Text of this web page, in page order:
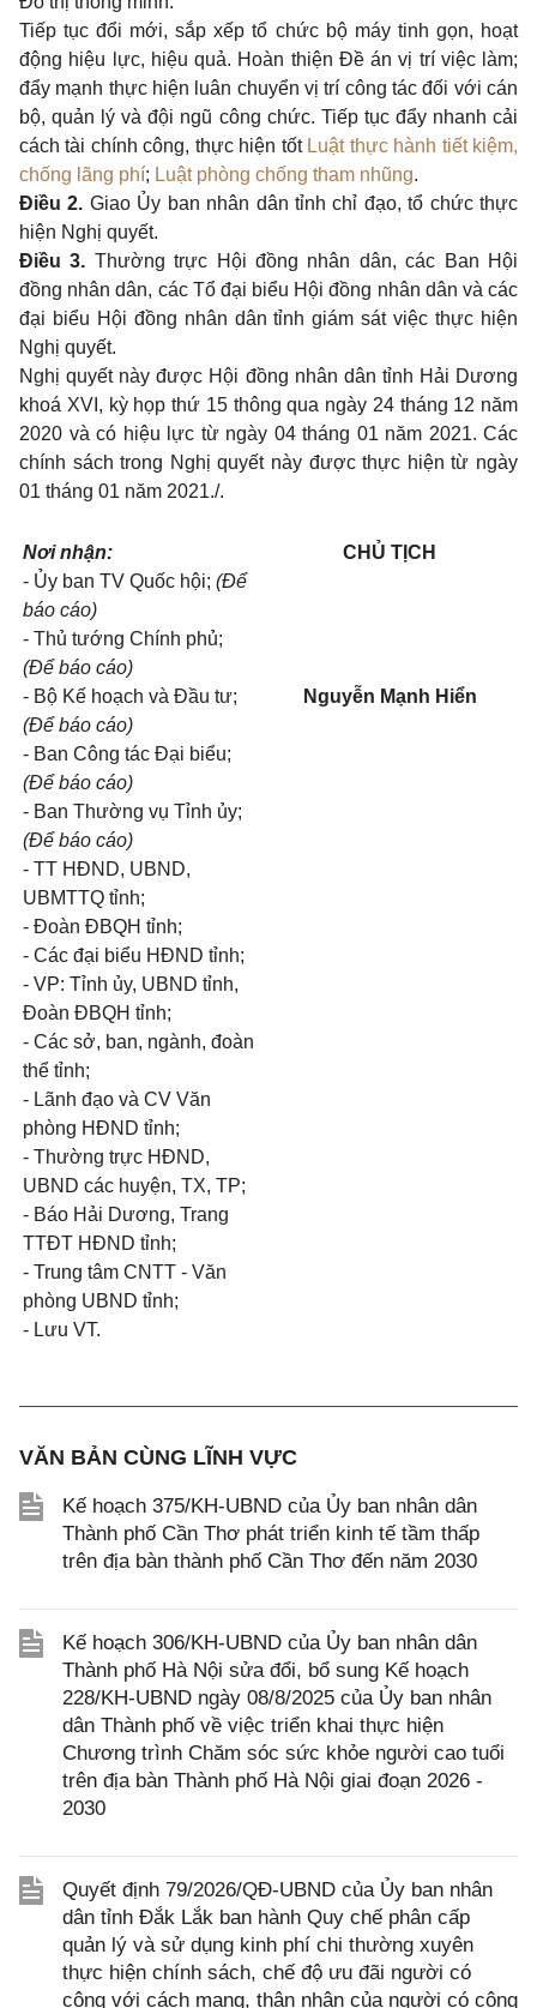
Tiếp tục đổi mới, sắp xếp tổ chức bộ máy tinh gọn, hoạt
động hiệu lực, hiệu quả. Hoàn thiện Đề án vị trí việc làm;
đẩy mạnh thực hiện luân chuyển vị trí công tác đối với cán
bộ, quản lý và đội ngũ công chức. Tiếp tục đẩy nhanh cải
cách tài chính công, thực hiện tốt Luật thực hành tiết kiệm,
chống lãng phí; Luật phòng chống tham nhũng.
Điều 2. Giao Ủy ban nhân dân tỉnh chỉ đạo, tổ chức thực
hiện Nghị quyết.
Điều 3. Thường trực Hội đồng nhân dân, các Ban Hội
đồng nhân dân, các Tổ đại biểu Hội đồng nhân dân và các
đại biểu Hội đồng nhân dân tỉnh giám sát việc thực hiện
Nghị quyết.
Nghị quyết này được Hội đồng nhân dân tỉnh Hải Dương
khoá XVI, kỳ họp thứ 15 thông qua ngày 24 tháng 12 năm
2020 và có hiệu lực từ ngày 04 tháng 01 năm 2021. Các
chính sách trong Nghị quyết này được thực hiện từ ngày
01 tháng 01 năm 2021./.
Nơi nhận:
- Ủy ban TV Quốc hội; (Để
báo cáo)
- Thủ tướng Chính phủ;
(Để báo cáo)
- Bộ Kế hoạch và Đầu tư;
(Để báo cáo)
- Ban Công tác Đại biểu;
(Để báo cáo)
- Ban Thường vụ Tỉnh ủy;
(Để báo cáo)
- TT HĐND, UBND,
UBMTTQ tỉnh;
- Đoàn ĐBQH tỉnh;
- Các đại biểu HĐND tỉnh;
- VP: Tỉnh ủy, UBND tỉnh,
Đoàn ĐBQH tỉnh;
- Các sở, ban, ngành, đoàn
thể tỉnh;
- Lãnh đạo và CV Văn
phòng HĐND tỉnh;
- Thường trực HĐND,
UBND các huyện, TX, TP;
- Báo Hải Dương, Trang
TTĐT HĐND tỉnh;
- Trung tâm CNTT - Văn
phòng UBND tỉnh;
- Lưu VT.
CHỦ TỊCH
Nguyễn Mạnh Hiển
VĂN BẢN CÙNG LĨNH VỰC
Kế hoạch 375/KH-UBND của Ủy ban nhân dân
Thành phố Cần Thơ phát triển kinh tế tầm thấp
trên địa bàn thành phố Cần Thơ đến năm 2030
Kế hoạch 306/KH-UBND của Ủy ban nhân dân
Thành phố Hà Nội sửa đổi, bổ sung Kế hoạch
228/KH-UBND ngày 08/8/2025 của Ủy ban nhân
dân Thành phố về việc triển khai thực hiện
Chương trình Chăm sóc sức khỏe người cao tuổi
trên địa bàn Thành phố Hà Nội giai đoạn 2026 -
2030
Quyết định 79/2026/QĐ-UBND của Ủy ban nhân
dân tỉnh Đắk Lắk ban hành Quy chế phân cấp
quản lý và sử dụng kinh phí chi thường xuyên
thực hiện chính sách, chế độ ưu đãi người có
công với cách mạng, thân nhân của người có công